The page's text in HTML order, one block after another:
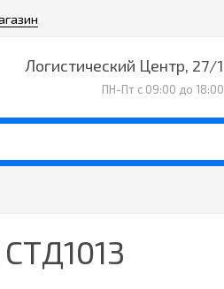
Логистический Центр, 27/1
ПН-Пт с 09:00 до 18:00